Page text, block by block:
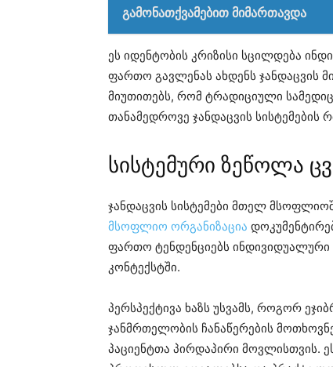
გამონათქვამებით მიმართავდა
ეს იდენტობის კრიზისი სცილდება
ფართო გავლენას ახდენს ჯანდაცვის
მიუთითებს, რომ ტრადიციული
თანამედროვე ჯანდაცვის
სისტემური ზეწოლა
ჯანდაცვის სისტემები მთელ
მსოფლიო ორგანიზაცია
ფართო ტენდენციებს ინდივიდუალური
კონტექსტში.
პერსპექტივა ხაზს უსვამს, როგორ
ჯანმრთელობის ჩანაწერების
პაციენტთა პირდაპირი მოვლისთვის.